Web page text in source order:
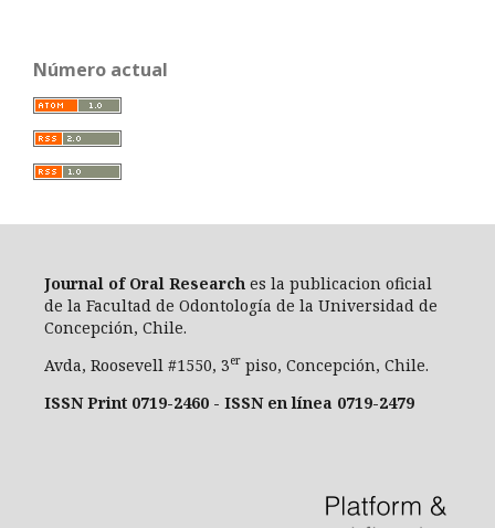
Número actual
Journal of Oral Research es la publicacion oficial
de la Facultad de Odontología de la Universidad de
Concepción, Chile.
Avda, Roosevell #1550, 3er piso, Concepción, Chile.
ISSN Print 0719-2460 - ISSN en línea 0719-2479